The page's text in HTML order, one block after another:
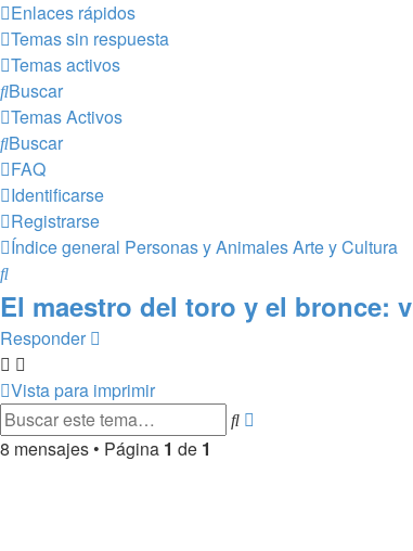
Enlaces rápidos
Temas sin respuesta
Temas activos
Buscar
Temas Activos
Buscar
FAQ
Identificarse
Registrarse
Índice general Personas y AnimalesArte y Cultura
Buscar
El maestro del toro y el bronce:
Responder
Vista para imprimir
Buscar
8 mensajes • Página 1 de 1